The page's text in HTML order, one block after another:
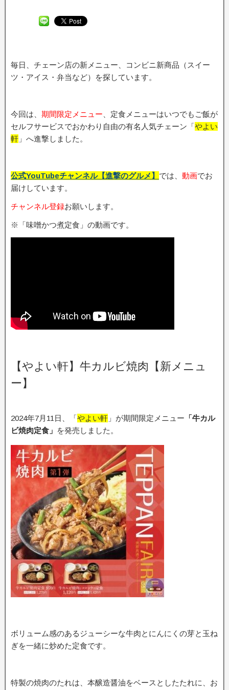
毎日、チェーン店の新メニュー、コンビニ新商品（スイー
ツ・アイス・弁当など）を探しています。
今回は、 期間限定メニュー 、定食メニューはいつでもご飯が
セルフサービスでおかわり自由の有名人気チェーン「やよい
軒 」へ進撃しました。
公式YouTubeチャンネル【進撃のグルメ】 では、 動画でお
届けしています。
チャンネル登録お願いします。
※「味噌かつ煮定食」の動画です。
【やよい軒】牛カルビ焼肉【新メニュ
ー】
2024年7月11日、「やよい軒 」が期間限定メニュー 「牛カル
ビ焼肉定食」 を発売しました。
ボリューム感のあるジューシーな牛肉とにんにくの芽と玉ね
ぎを一緒に炒めた定食です。
特製の焼肉のたれは、本醸造醤油をベースとしたたれに、お